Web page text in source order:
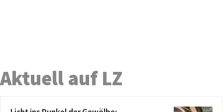
Aktuell auf LZ